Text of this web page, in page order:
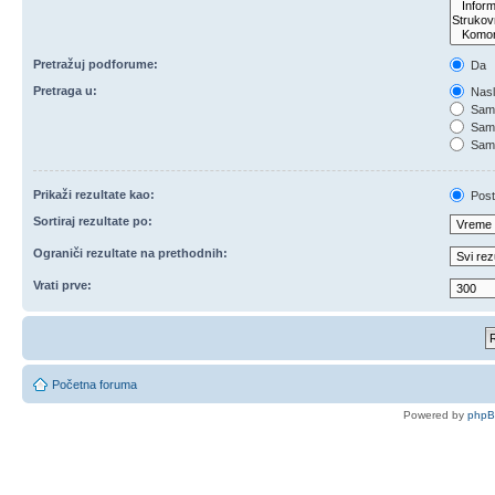
Pretražuj podforume:
Da
Pretraga u:
Prikaži rezultate kao:
Sortiraj rezultate po:
Ograniči rezultate na prethodnih:
Vrati prve:
Početna foruma
Powered by